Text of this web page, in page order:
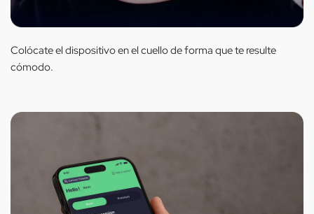
Colócate el dispositivo en el cuello de forma que te resulte
cómodo.